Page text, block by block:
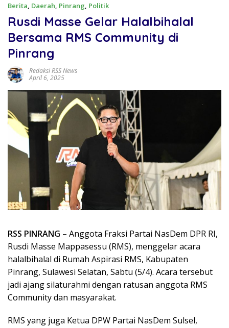
Berita, Daerah, Pinrang, Politik
Rusdi Masse Gelar Halalbihalal
Bersama RMS Community di
Pinrang
Redaksi RSS News
April 6, 2025
RSS PINRANG – Anggota Fraksi Partai NasDem DPR RI,
Rusdi Masse Mappasessu (RMS), menggelar acara
halalbihalal di Rumah Aspirasi RMS, Kabupaten
Pinrang, Sulawesi Selatan, Sabtu (5/4). Acara tersebut
jadi ajang silaturahmi dengan ratusan anggota RMS
Community dan masyarakat.
RMS yang juga Ketua DPW Partai NasDem Sulsel,